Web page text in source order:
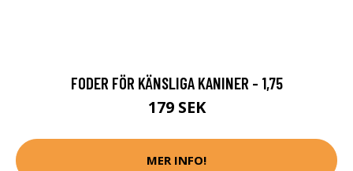
FODER FÖR KÄNSLIGA KANINER - 1,75
179 SEK
MER INFO!